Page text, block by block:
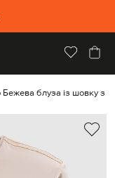
Бежева блуза із шовку з